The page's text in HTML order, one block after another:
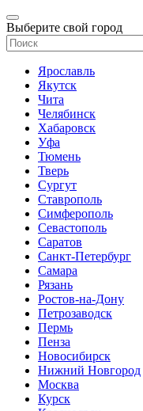
Выберите свой город
Ярославль
Якутск
Чита
Челябинск
Хабаровск
Уфа
Тюмень
Тверь
Сургут
Ставрополь
Симферополь
Севастополь
Саратов
Санкт-Петербург
Самара
Рязань
Ростов-на-Дону
Петрозаводск
Пермь
Пенза
Новосибирск
Нижний Новгород
Москва
Курск